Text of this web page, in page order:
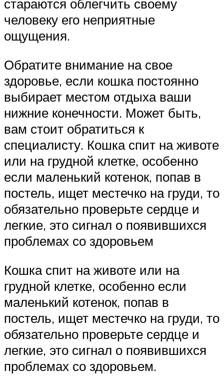
стараются облегчить своему
человеку его неприятные
ощущения.
Обратите внимание на свое
здоровье, если кошка постоянно
выбирает местом отдыха ваши
нижние конечности. Может быть,
вам стоит обратиться к
специалисту. Кошка спит на животе
или на грудной клетке, особенно
если маленький котенок, попав в
постель, ищет местечко на груди, то
обязательно проверьте сердце и
легкие, это сигнал о появившихся
проблемах со здоровьем
Кошка спит на животе или на
грудной клетке, особенно если
маленький котенок, попав в
постель, ищет местечко на груди, то
обязательно проверьте сердце и
легкие, это сигнал о появившихся
проблемах со здоровьем.